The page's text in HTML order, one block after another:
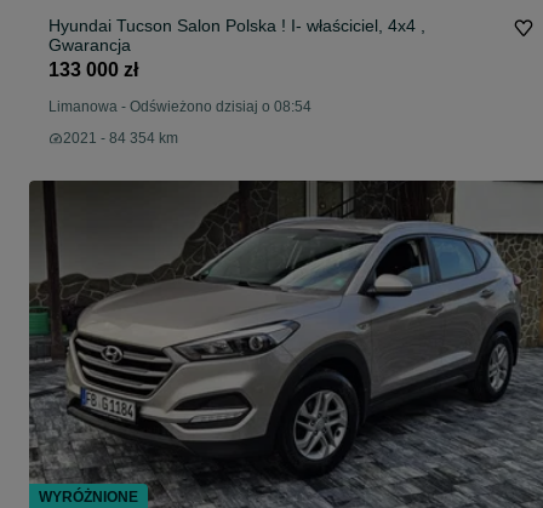
Hyundai Tucson Salon Polska ! I- właściciel, 4x4 ,
Gwarancja
133 000 zł
Limanowa - Odświeżono dzisiaj o 08:54
2021 - 84 354 km
WYRÓŻNIONE